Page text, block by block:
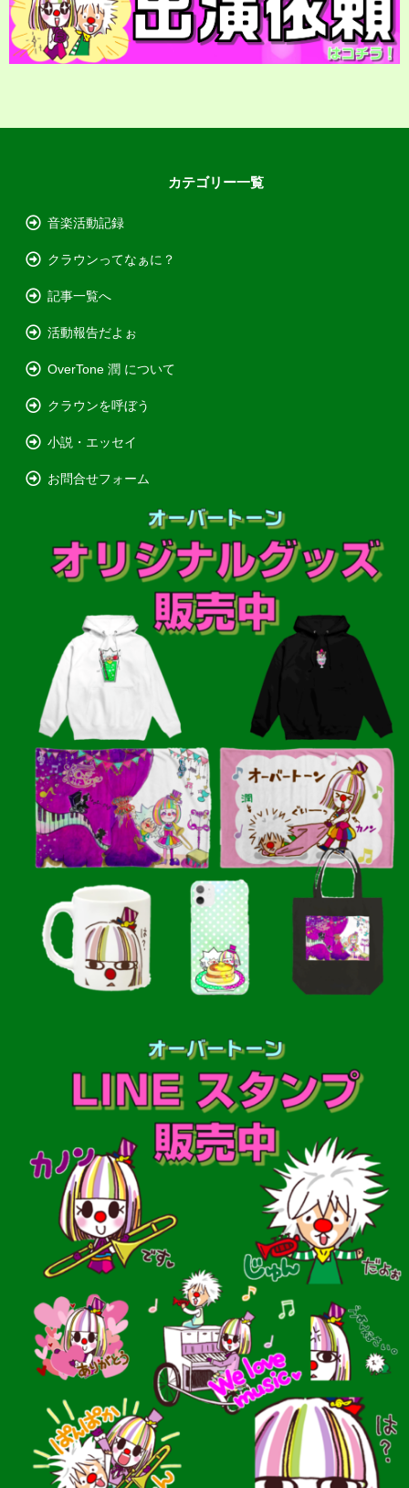
カテゴリー一覧
音楽活動記録
クラウンってなぁに？
記事一覧へ
活動報告だよぉ
OverTone 潤 について
クラウンを呼ぼう
小説・エッセイ
お問合せフォーム